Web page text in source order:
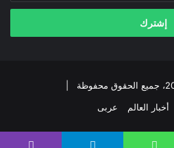
أخبار العالم عربى